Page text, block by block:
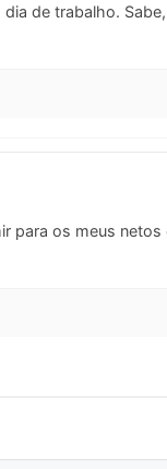
de trabalho.
para os meus